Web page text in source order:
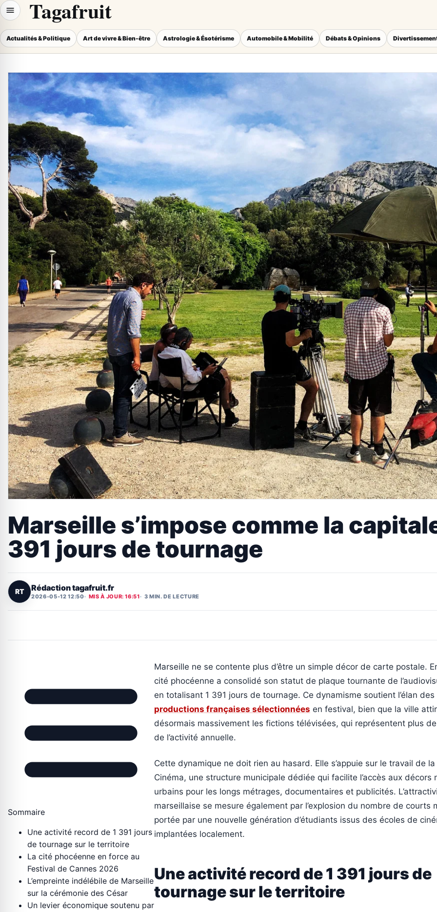
Tagafruit
Actualités & Politique Art de vivre & Bien-être Astrologie & Ésotérisme Automobile & Mobilité Débats & Opinions
Marseille s’impose comme la
391 jours de tournage
RT Rédaction tagafruit.fr
2026-05-12 12:50 MIS À JOUR: 16:51 3 MIN. DE LECTURE
Sommaire
Une activité record de 1 391 jours
de tournage sur le territoire
La cité phocéenne en force au
Festival de Cannes 2026
L’empreinte indélébile de Marseille
sur la cérémonie des César
Un levier économique soutenu par
Marseille ne se contente plus d’être un simple décor de carte postale.
cité phocéenne a consolidé son statut de plaque tournante de
en totalisant 1 391 jours de tournage. Ce dynamisme soutient l’élan des
productions françaises sélectionnées en festival, bien que la ville
désormais massivement les fictions télévisées, qui représentent plus
de l’activité annuelle.
Cette dynamique ne doit rien au hasard. Elle s’appuie sur le travail de
Cinéma, une structure municipale dédiée qui facilite l’accès aux décors
urbains pour les longs métrages, documentaires et publicités.
marseillaise se mesure également par l’explosion du nombre de courts
portée par une nouvelle génération d’étudiants issus des écoles de
implantées localement.
Une activité record de 1 391 jours de
tournage sur le territoire